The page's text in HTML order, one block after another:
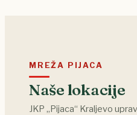
MREŽA PIJACA
Naše lokacije
JKP „Pijaca“ Kraljevo